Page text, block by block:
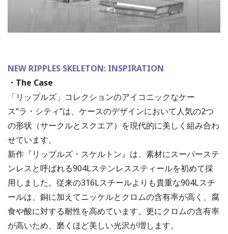
NEW RIPPLES SKELETON: INSPIRATION
・The Case
「リップルズ」コレクションのアイコニックなケー
ス“ラ・シティ”は、ケースのデザインにおいて人気の2つ
の形状（サークルとスクエア）を現代的に美しく組み合わ
せています。
新作『リップルズ・スケルトン』は、素材にスーパーステ
ンレスと呼ばれる904Lステンレススティールを初めて採
用しました。従来の316Lスチールよりも貴重な904Lスチ
ールは、銅に加えてニッケルとクロムの含有率が高く、腐
食や酸に対する耐性を高めています。更にクロムの含有率
が高いため、磨くほど美しい光沢が増します。